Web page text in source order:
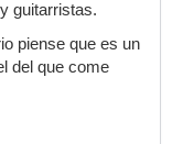
guitarristas.
piense que es un
del que come